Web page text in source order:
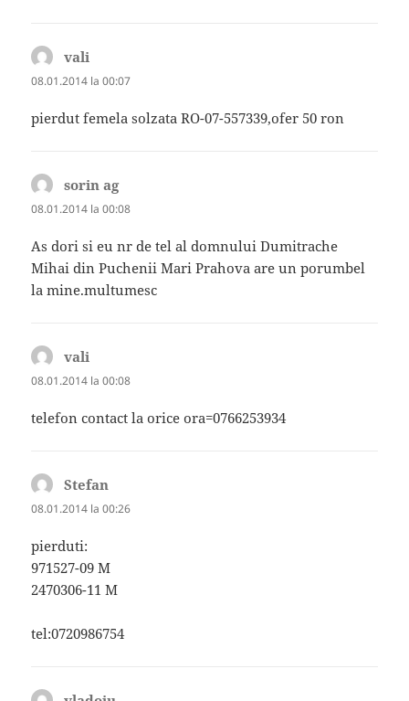
vali
08.01.2014 la 00:07
pierdut femela solzata RO-07-557339,ofer 50 ron
sorin agspune:
08.01.2014 la 00:08
As dori si eu nr de tel al domnului Dumitrache
Mihai din Puchenii Mari Prahova are un porumbel
la mine.multumesc
vali
08.01.2014 la 00:08
telefon contact la orice ora=0766253934
Stefan
08.01.2014 la 00:26
pierduti:
971527-09 M
2470306-11 M
tel:0720986754